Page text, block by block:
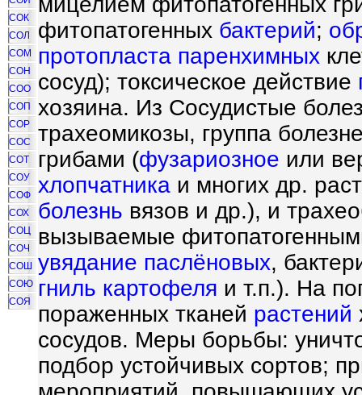
СОК
СОЛ
СОМ
СОН
СОО
СОП
СОР
СОС
СОТ
СОУ
СОФ
СОХ
СОЦ
СОЧ
СОШ
СОЮ
СОЯ
фитопатогенных бактерий;
протопласта паренхимных
сосуд); токсическое действие
хозяина. Из Сосудистые
трахеомикозы, группа
грибами (фузариозное или
хлопчатника и многих др.
болезнь вязов и др.), и
вызываемые
увядание паслёновых,
гниль картофеля и т.п.). На
пораженных тканей растений
сосудов. Меры борьбы:
подбор устойчивых сортов;